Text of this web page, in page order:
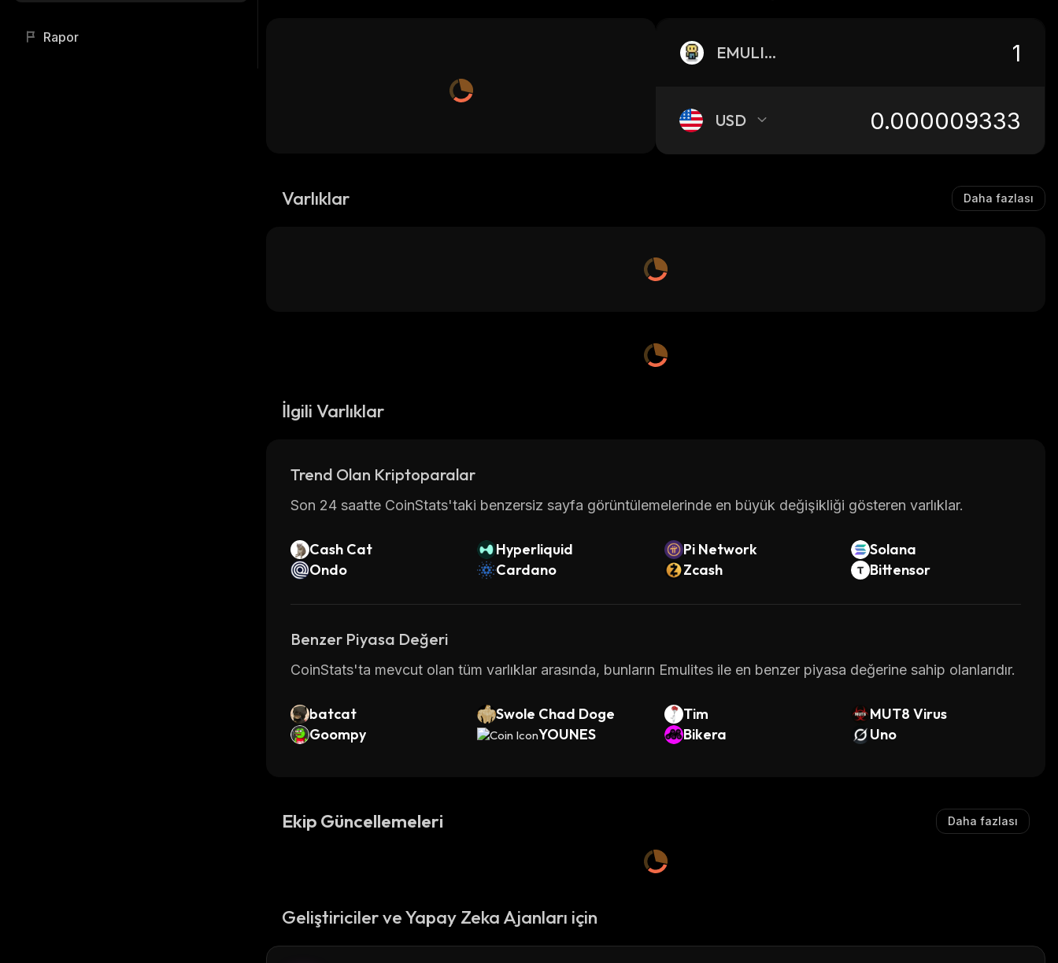
Rapor
EMULITES
USD
Varlıklar Daha fazlası
İlgili Varlıklar
Trend Olan Kriptoparalar
Son 24 saatte CoinStats'taki benzersiz sayfa görüntülemelerinde en büyük değişikliği gösteren varlıklar.
Cash Cat Hyperliquid Pi Network
Solana
Ondo
Cardano Zcash Bittensor
Benzer Piyasa Değeri
CoinStats'ta mevcut olan tüm varlıklar arasında, bunların Emulites ile en benzer piyasa değerine sahip olanlarıdır.
batcat Swole Chad Doge Tim
MUT8 Virus
Goompy
YOUNES Bikera Uno
Ekip Güncellemeleri Daha fazlası
Geliştiriciler ve Yapay Zeka Ajanları için